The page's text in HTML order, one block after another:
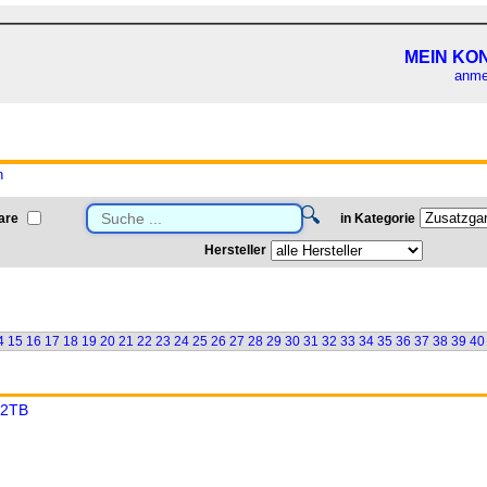
MEIN
🔍 in Kategorie
Hersteller
15 16 17 18 19 20 21 22 23 24 25 26 27 28 29 30 31 32 33 34 35 36 37 38 39 40